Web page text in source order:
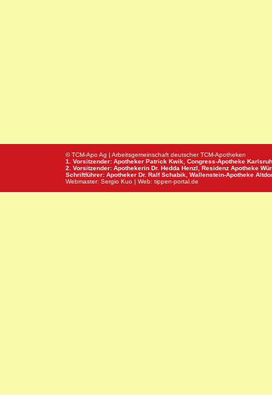
© TCM-Apo Ag | Arbeitsgemeinschaft deutscher TCM-Apotheken
1. Vorsitzender: Apotheker Patrick Kwik, Congress-Apotheke
2. Vorsitzender: Apothekerin Dr. Hedda Henzl, Residenz Apotheke
Schriftführer: Apotheker Dr. Ralf Schabik, Wallenstein-Apotheke
Webmaster: Sergio Kuo | Web: tippen-portal.de